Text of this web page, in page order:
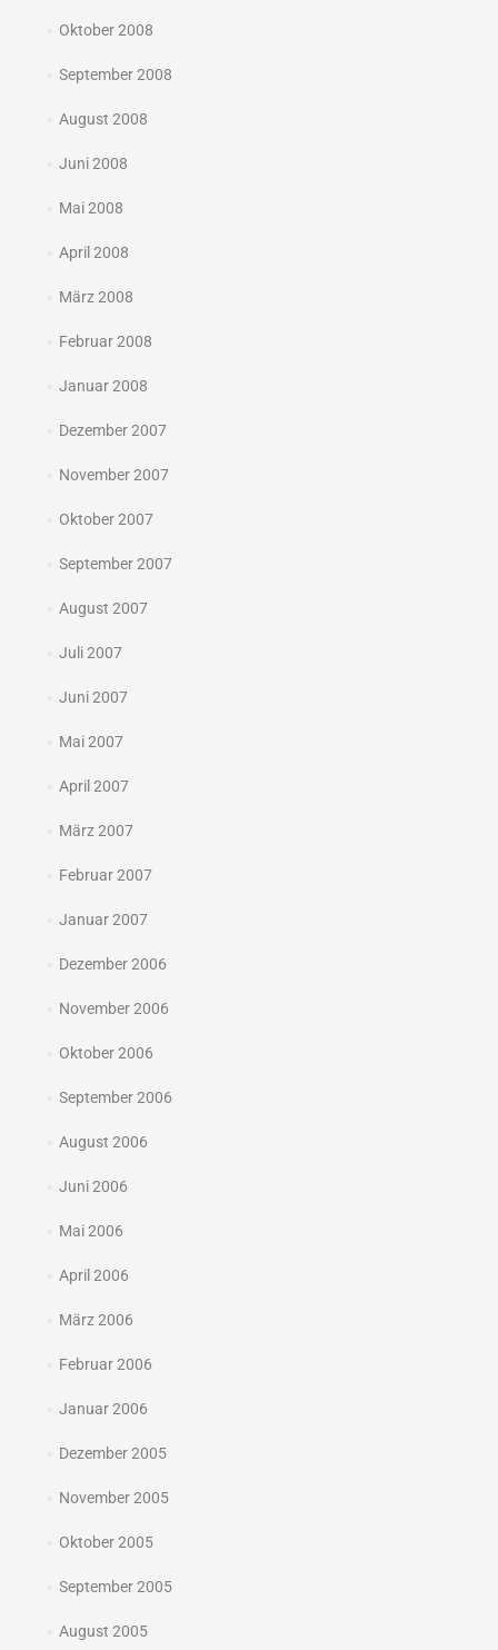
Oktober 2008
September 2008
August 2008
Juni 2008
Mai 2008
April 2008
März 2008
Februar 2008
Januar 2008
Dezember 2007
November 2007
Oktober 2007
September 2007
August 2007
Juli 2007
Juni 2007
Mai 2007
April 2007
März 2007
Februar 2007
Januar 2007
Dezember 2006
November 2006
Oktober 2006
September 2006
August 2006
Juni 2006
Mai 2006
April 2006
März 2006
Februar 2006
Januar 2006
Dezember 2005
November 2005
Oktober 2005
September 2005
August 2005